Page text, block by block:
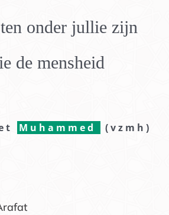
onder jullie zijn
de mensheid
Muhammed (vzmh)